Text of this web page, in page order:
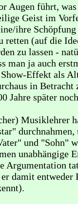
Augen führt,
Geist im
ihre
retten (auf die
zu lassen -
man ja auch
Effekt als
in Betracht
Jahre später
Musiklehrer
durchnahmen,
und "Sohn"
unabhängige
Argumentation
damit entweder